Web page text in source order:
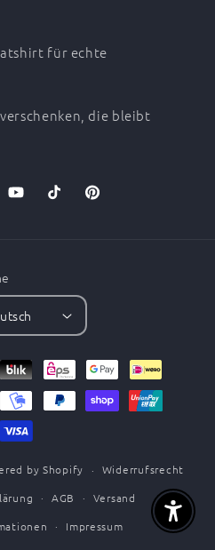
für echte
die bleibt
YouTubeTikTok Pinterest
by Shopify
Widerrufsrecht
AGB
Versand
Impressum